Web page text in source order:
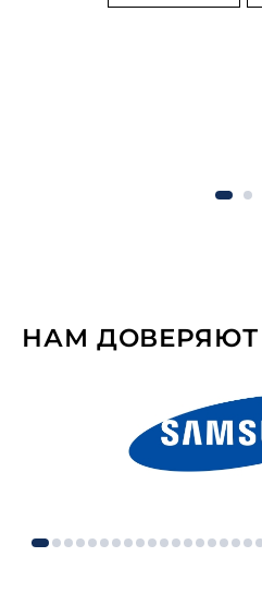
НАМ ДОВЕРЯЮТ